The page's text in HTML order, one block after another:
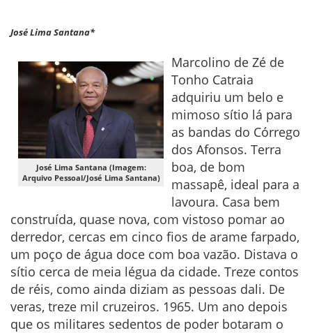
José Lima Santana*
José Lima Santana (Imagem:
Arquivo Pessoal/José Lima Santana)
Marcolino de Zé de
Tonho Catraia
adquiriu um belo e
mimoso sítio lá para
as bandas do Córrego
dos Afonsos. Terra
boa, de bom
massapê, ideal para a
lavoura. Casa bem
construída, quase nova, com vistoso pomar ao
derredor, cercas em cinco fios de arame farpado,
um poço de água doce com boa vazão. Distava o
sítio cerca de meia légua da cidade. Treze contos
de réis, como ainda diziam as pessoas dali. De
veras, treze mil cruzeiros. 1965. Um ano depois
que os militares sedentos de poder botaram o